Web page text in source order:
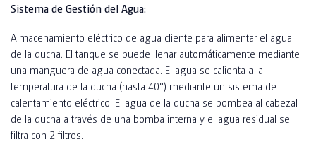
Sistema de Gestión del Agua:
Almacenamiento eléctrico de agua cliente para alimentar el agua
de la ducha. El tanque se puede llenar automáticamente mediante
una manguera de agua conectada. El agua se calienta a la
temperatura de la ducha (hasta 40°) mediante un sistema de
calentamiento eléctrico. El agua de la ducha se bombea al cabezal
de la ducha a través de una bomba interna y el agua residual se
filtra con 2 filtros.